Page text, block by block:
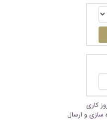
کاری
سازی و ارسال